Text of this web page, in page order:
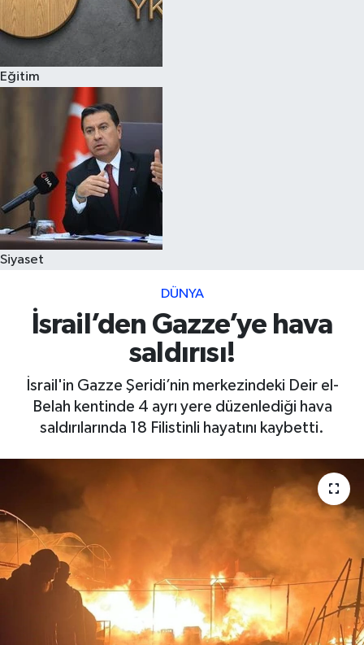
Eğitim
Siyaset
DÜNYA
İsrail’den Gazze’ye hava
saldırısı!
İsrail'in Gazze Şeridi’nin merkezindeki Deir el-
Belah kentinde 4 ayrı yere düzenlediği hava
saldırılarında 18 Filistinli hayatını kaybetti.